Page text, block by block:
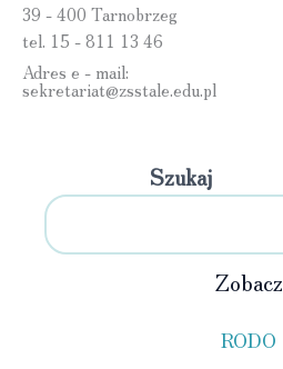
39 - 400 Tarnobrzeg
tel. 15 - 811 13 46
Adres e - mail:
sekretariat@zsstale.edu.pl
Szukaj
Zobacz
RODO